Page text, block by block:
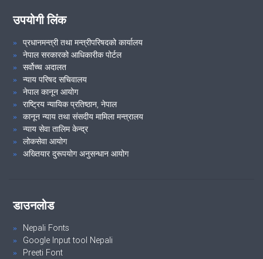
२१औं निजामती सेवा दिवस, २०८१ शुभकामना आदान-प्रदान समारोह तथा कदर
पत्र वितरण कार्यक्रम ।
VIEW ALL
उपयोगी लिंक
प्रधानमन्त्री तथा मन्त्रीपरिषदको कार्यालय
नेपाल सरकारको आधिकारीक पोर्टल
सर्वोच्च अदालत
न्याय परिषद सचिवालय
नेपाल कानून आयोग
राष्ट्रिय न्यायिक प्रतिष्ठान, नेपाल
कानून न्याय तथा संसदीय मामिला मन्त्रालय
न्याय सेवा तालिम केन्द्र
लोकसेवा आयोग
अख्तियार दुरूपयोग अनुसन्धान आयोग
डाउनलोड
Nepali Fonts
Google Input tool Nepali
Preeti Font